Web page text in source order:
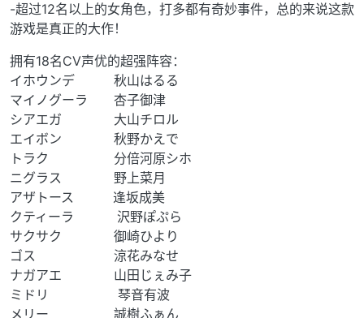
-超过12名以上的女角色，打多都有奇妙事件，总的来说这款
游戏是真正的大作！
拥有18名CV声优的超强阵容：
イホウンデ 秋山はるる
マイノグーラ 杏子御津
シアエガ 大山チロル
エイボン 秋野かえで
トラク 分倍河原シホ
ニグラス 野上菜月
アザトース 逢坂成美
クティーラ 沢野ぽぷら
サクサク 御崎ひより
ゴス 涼花みなせ
ナガアエ 山田じぇみ子
ミドリ 琴音有波
メリー 誠樹ふぁん